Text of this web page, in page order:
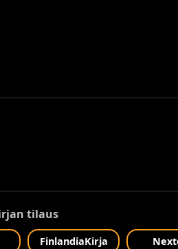
tilaus
FinlandiaKirja